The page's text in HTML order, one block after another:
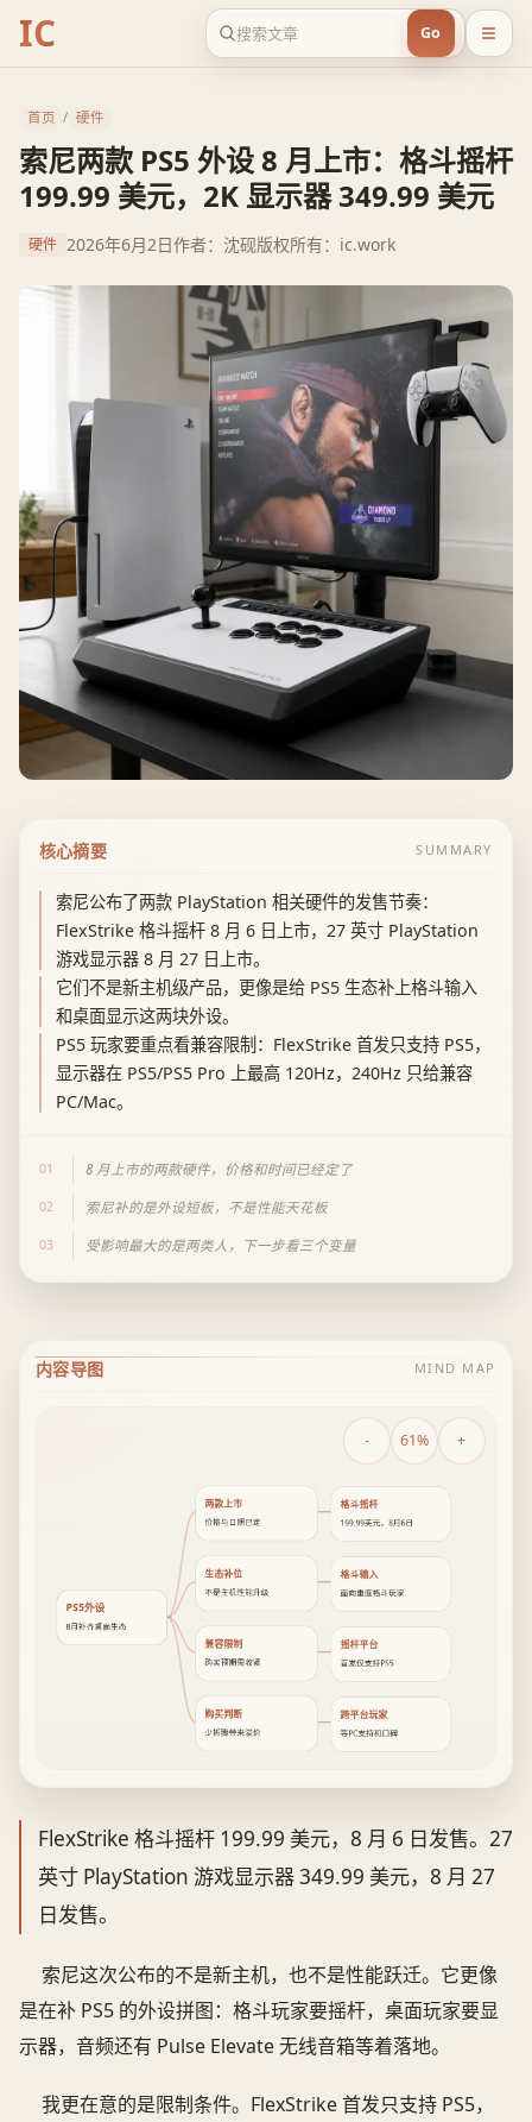
IC Go
首页 / 硬件
索尼两款 PS5 外设 8 月上市：格斗摇杆
199.99 美元，2K 显示器 349.99 美元
硬件 2026年6月2日作者：沈砚版权所有：ic.work
核心摘要 SUMMARY
索尼公布了两款 PlayStation 相关硬件的发售节奏：
FlexStrike 格斗摇杆 8 月 6 日上市，27 英寸 PlayStation
游戏显示器 8 月 27 日上市。
它们不是新主机级产品，更像是给 PS5 生态补上格斗输入
和桌面显示这两块外设。
PS5 玩家要重点看兼容限制：FlexStrike 首发只支持 PS5，
显示器在 PS5/PS5 Pro 上最高 120Hz，240Hz 只给兼容
PC/Mac。
01 8 月上市的两款硬件，价格和时间已经定了
02 索尼补的是外设短板，不是性能天花板
03 受影响最大的是两类人，下一步看三个变量
内容导图 MIND MAP
- 61% +
PS5外设
8月补齐桌面生态
两款上市
价格与日期已定
格斗摇杆
199.99美元，8月6日
生态补位
不是主机性能升级
格斗输入
面向重度格斗玩家
兼容限制
购买预期需收紧
摇杆平台
首发仅支持PS5
购买判断
少折腾带来溢价
跨平台玩家
等PC支持和口碑
FlexStrike 格斗摇杆 199.99 美元，8 月 6 日发售。27
英寸 PlayStation 游戏显示器 349.99 美元，8 月 27
日发售。
索尼这次公布的不是新主机，也不是性能跃迁。它更像
是在补 PS5 的外设拼图：格斗玩家要摇杆，桌面玩家要显
示器，音频还有 Pulse Elevate 无线音箱等着落地。
我更在意的是限制条件。FlexStrike 首发只支持 PS5，